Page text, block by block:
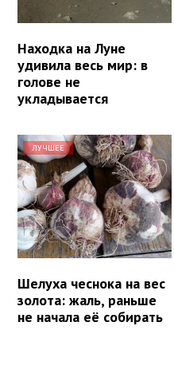
Находка на Луне
удивила весь мир: в
голове не
укладывается
ЛУЧШЕЕ
Шелуха чеснока на вес
золота: жаль, раньше
не начала её собирать